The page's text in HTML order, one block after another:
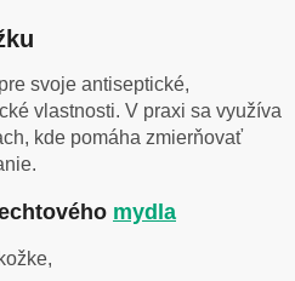
svoje antiseptické,
vlastnosti. V praxi sa využíva
kde pomáha zmierňovať
mydla